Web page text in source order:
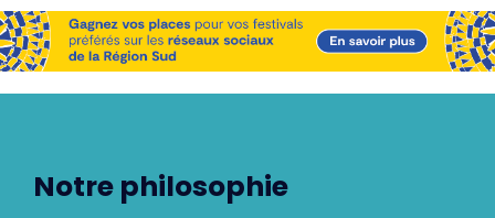
Notre philosophie